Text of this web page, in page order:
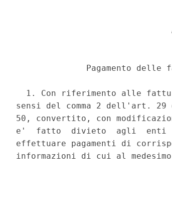
Pagamento delle
1. Con riferimento alle
sensi del comma 2 dell'art.
50, convertito, con
e'  fatto  divieto  agli  enti
effettuare pagamenti di